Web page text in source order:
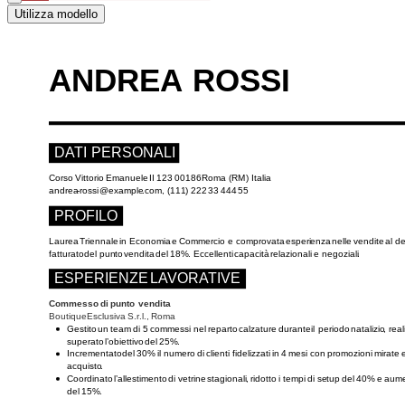
Utilizza modello